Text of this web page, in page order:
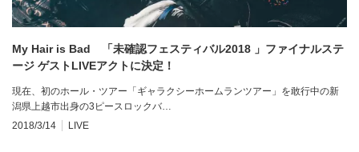
My Hair is Bad 「未確認フェスティバル2018 」ファイナルステ
ージ ゲストLIVEアクトに決定！
現在、初のホール・ツアー「ギャラクシーホームランツアー」を敢行中の新
潟県上越市出身の3ピースロックバ…
2018/3/14
LIVE